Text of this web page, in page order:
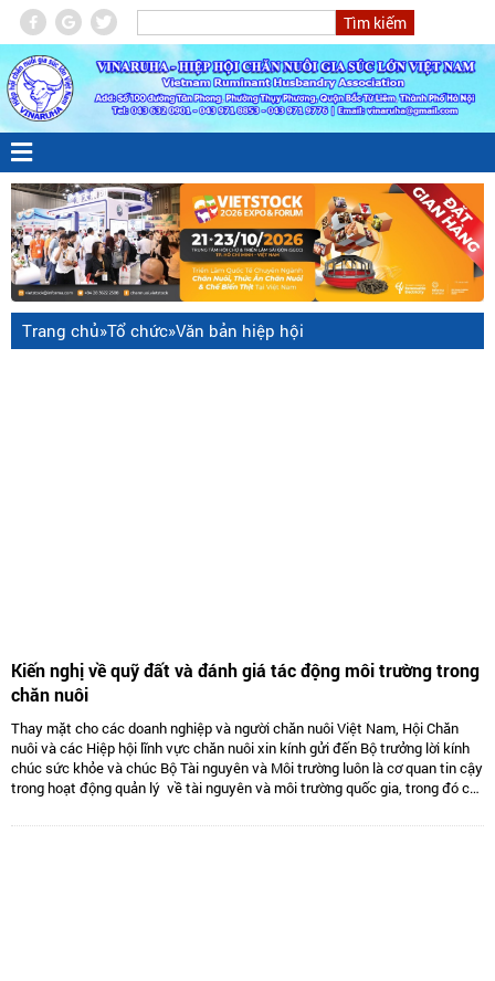
Trang chủ»Tổ chức»Văn bản hiệp hội
Kiến nghị về quỹ đất và đánh giá tác động môi trường trong
chăn nuôi
Thay mặt cho các doanh nghiệp và người chăn nuôi Việt Nam, Hội Chăn
nuôi và các Hiệp hội lĩnh vực chăn nuôi xin kính gửi đến Bộ trưởng lời kính
chúc sức khỏe và chúc Bộ Tài nguyên và Môi trường luôn là cơ quan tin cậy
trong hoạt động quản lý về tài nguyên và môi trường quốc gia, trong đó có